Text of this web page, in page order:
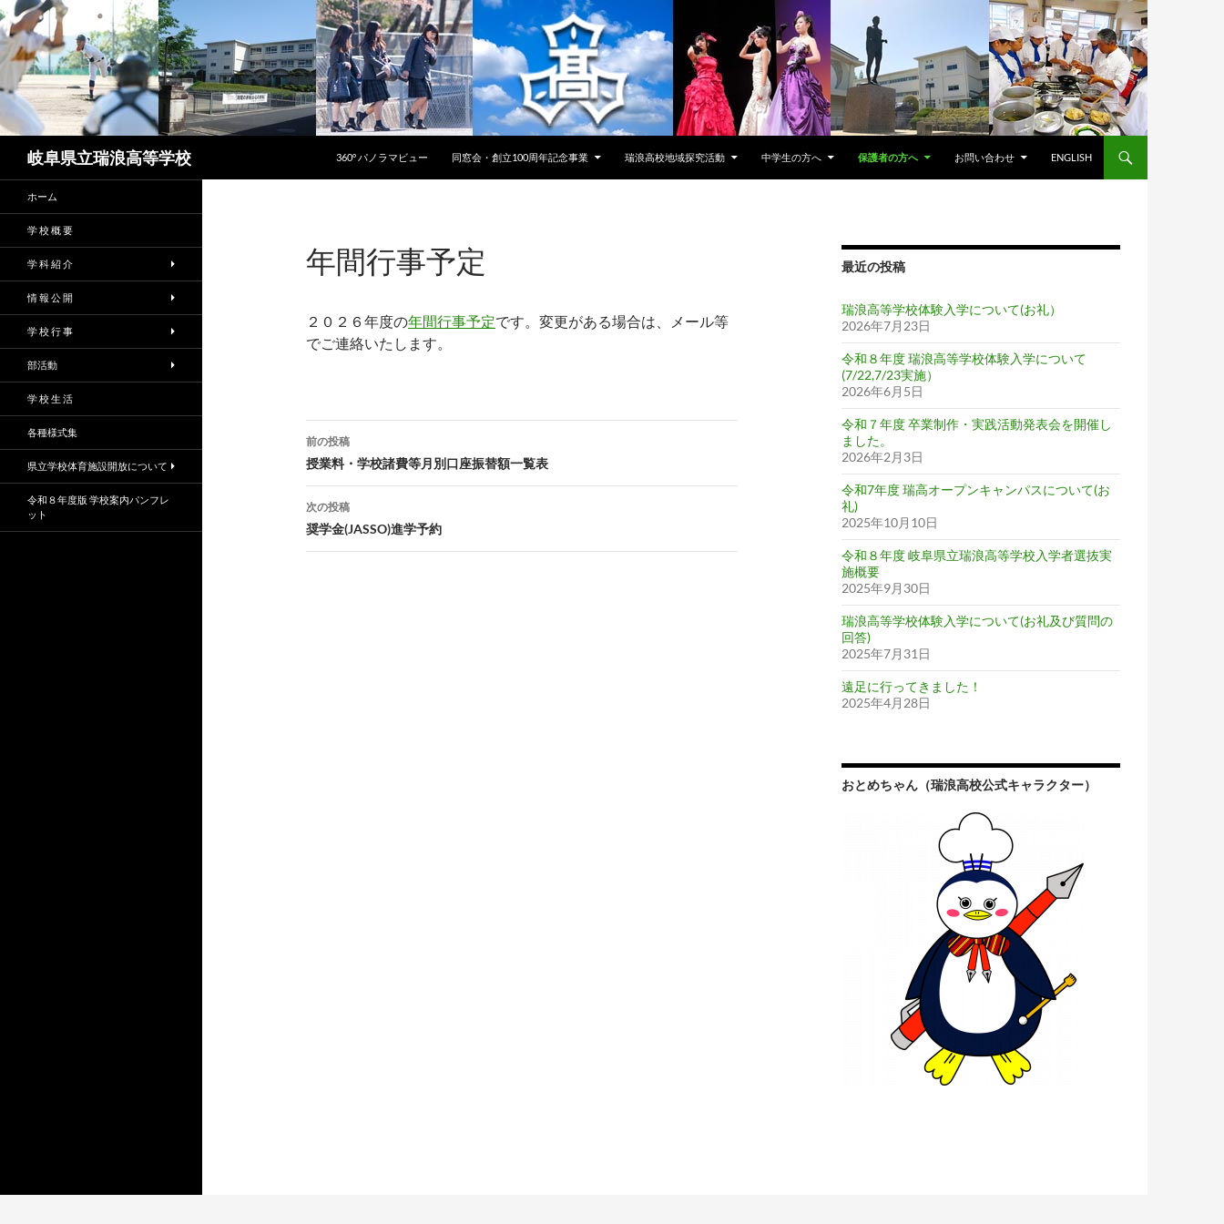
岐阜県立瑞浪高等学校
360° パノラマビュー
同窓会・創立100周年記念事業 瑞浪高校地域探究活動 中学生の方へ 保護者の方へ お問い合わせ ENGLISH
年間行事予定
２０２６年度の年間行事予定です。変更がある場合は、メール等
でご連絡いたします。
投
稿
ナ
ビ
ゲ
前の投稿
授業料・学校諸費等月別口座振替額一覧表
次の投稿
奨学金(JASSO)進学予約
最近の投稿
瑞浪高等学校体験入学について(お礼）
2026年7月23日
令和８年度 瑞浪高等学校体験入学について
(7/22,7/23実施）
2026年6月5日
令和７年度 卒業制作・実践活動発表会を開催し
ました。
2026年2月3日
令和7年度 瑞高オープンキャンパスについて(お
礼)
2025年10月10日
令和８年度 岐阜県立瑞浪高等学校入学者選抜実
施概要
2025年9月30日
瑞浪高等学校体験入学について(お礼及び質問の
回答)
2025年7月31日
遠足に行ってきました！
2025年4月28日
おとめちゃん（瑞浪高校公式キャラクター）
ホーム
学 校 概 要
学 科 紹 介
情 報 公 開
学 校 行 事
部活動
学 校 生 活
各種様式集
県立学校体育施設開放について
令和８年度版 学校案内パンフレ
ット